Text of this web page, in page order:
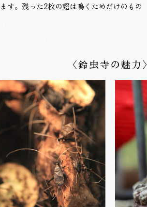
す。残った2枚の翅は鳴くためだけのもの
〈鈴虫寺の魅力〉